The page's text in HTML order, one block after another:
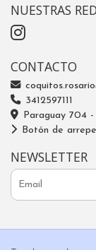
NUESTRAS
CONTACTO
3412597111
Paraguay 704
Botón de
NEWSLETTER